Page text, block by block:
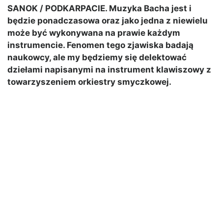
SANOK / PODKARPACIE. Muzyka Bacha jest i
będzie ponadczasowa oraz jako jedna z niewielu
może być wykonywana na prawie każdym
instrumencie. Fenomen tego zjawiska badają
naukowcy, ale my będziemy się delektować
dziełami napisanymi na instrument klawiszowy z
towarzyszeniem orkiestry smyczkowej.